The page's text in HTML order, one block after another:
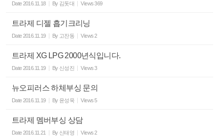
Date2016.11.18 By 김돗대 Views 369
트라제 디젤 흡기크리닝
Date2016.11.19 By 고잔동 Views 2
트라제 XG LPG 2000년식입니다.
Date2016.11.19 By 신성진 Views 3
뉴오피러스 하체부싱 문의
Date2016.11.19 By 윤성욱 Views 5
트라제 멤버부싱 상담
Date2016.11.21 By 신태영 Views 2